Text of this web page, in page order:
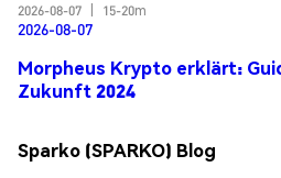
2026-08-07
15-20m
2026-08-07
Morpheus Krypto erklärt:
Zukunft 2024
Sparko (SPARKO) Blog